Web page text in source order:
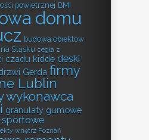
powietrznej BMI
domu
budowa obiektów
Śląsku cegła z
czadu kidde deski
Gerda firmy
Lublin
wykonawca
granulaty gumowe
wnętrz Poznań